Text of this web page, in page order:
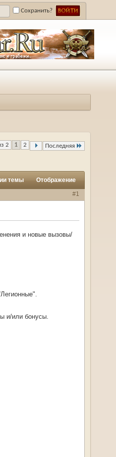
Сохранить?
2 1 2 Последняя
темы Отображение
#1
и новые вызовы/
и/или бонусы.